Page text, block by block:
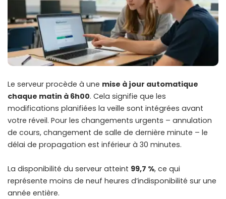
Le serveur procède à une mise à jour automatique
chaque matin à 6h00. Cela signifie que les
modifications planifiées la veille sont intégrées avant
votre réveil. Pour les changements urgents – annulation
de cours, changement de salle de dernière minute – le
délai de propagation est inférieur à 30 minutes.
La disponibilité du serveur atteint 99,7 %, ce qui
représente moins de neuf heures d’indisponibilité sur une
année entière.